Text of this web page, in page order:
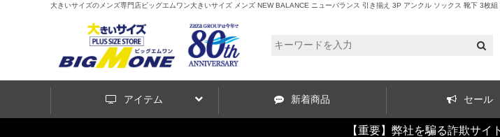
大きいサイズのメンズ専門店ビッグエムワン大きいサイズ メンズ NEW BALANCE ニューバランス 引き揃え 3P アンクル ソックス 靴下 3枚組
アイテム 新着商品 セール
【重要】弊社を騙る詐欺サイ